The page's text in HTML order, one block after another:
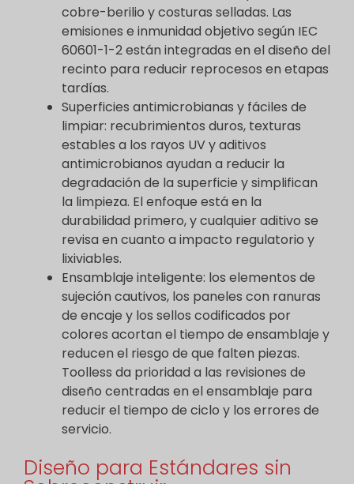
cobre-berilio y costuras selladas. Las
emisiones e inmunidad objetivo según IEC
60601-1-2 están integradas en el diseño del
recinto para reducir reprocesos en etapas
tardías.
Superficies antimicrobianas y fáciles de
limpiar: recubrimientos duros, texturas
estables a los rayos UV y aditivos
antimicrobianos ayudan a reducir la
degradación de la superficie y simplifican
la limpieza. El enfoque está en la
durabilidad primero, y cualquier aditivo se
revisa en cuanto a impacto regulatorio y
lixiviables.
Ensamblaje inteligente: los elementos de
sujeción cautivos, los paneles con ranuras
de encaje y los sellos codificados por
colores acortan el tiempo de ensamblaje y
reducen el riesgo de que falten piezas.
Toolless da prioridad a las revisiones de
diseño centradas en el ensamblaje para
reducir el tiempo de ciclo y los errores de
servicio.
Diseño para Estándares sin